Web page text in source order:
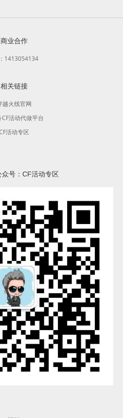
商业合作
1413054134
相关链接
越火线官网
活动代做平台
活动专区
众号：CF活动专区